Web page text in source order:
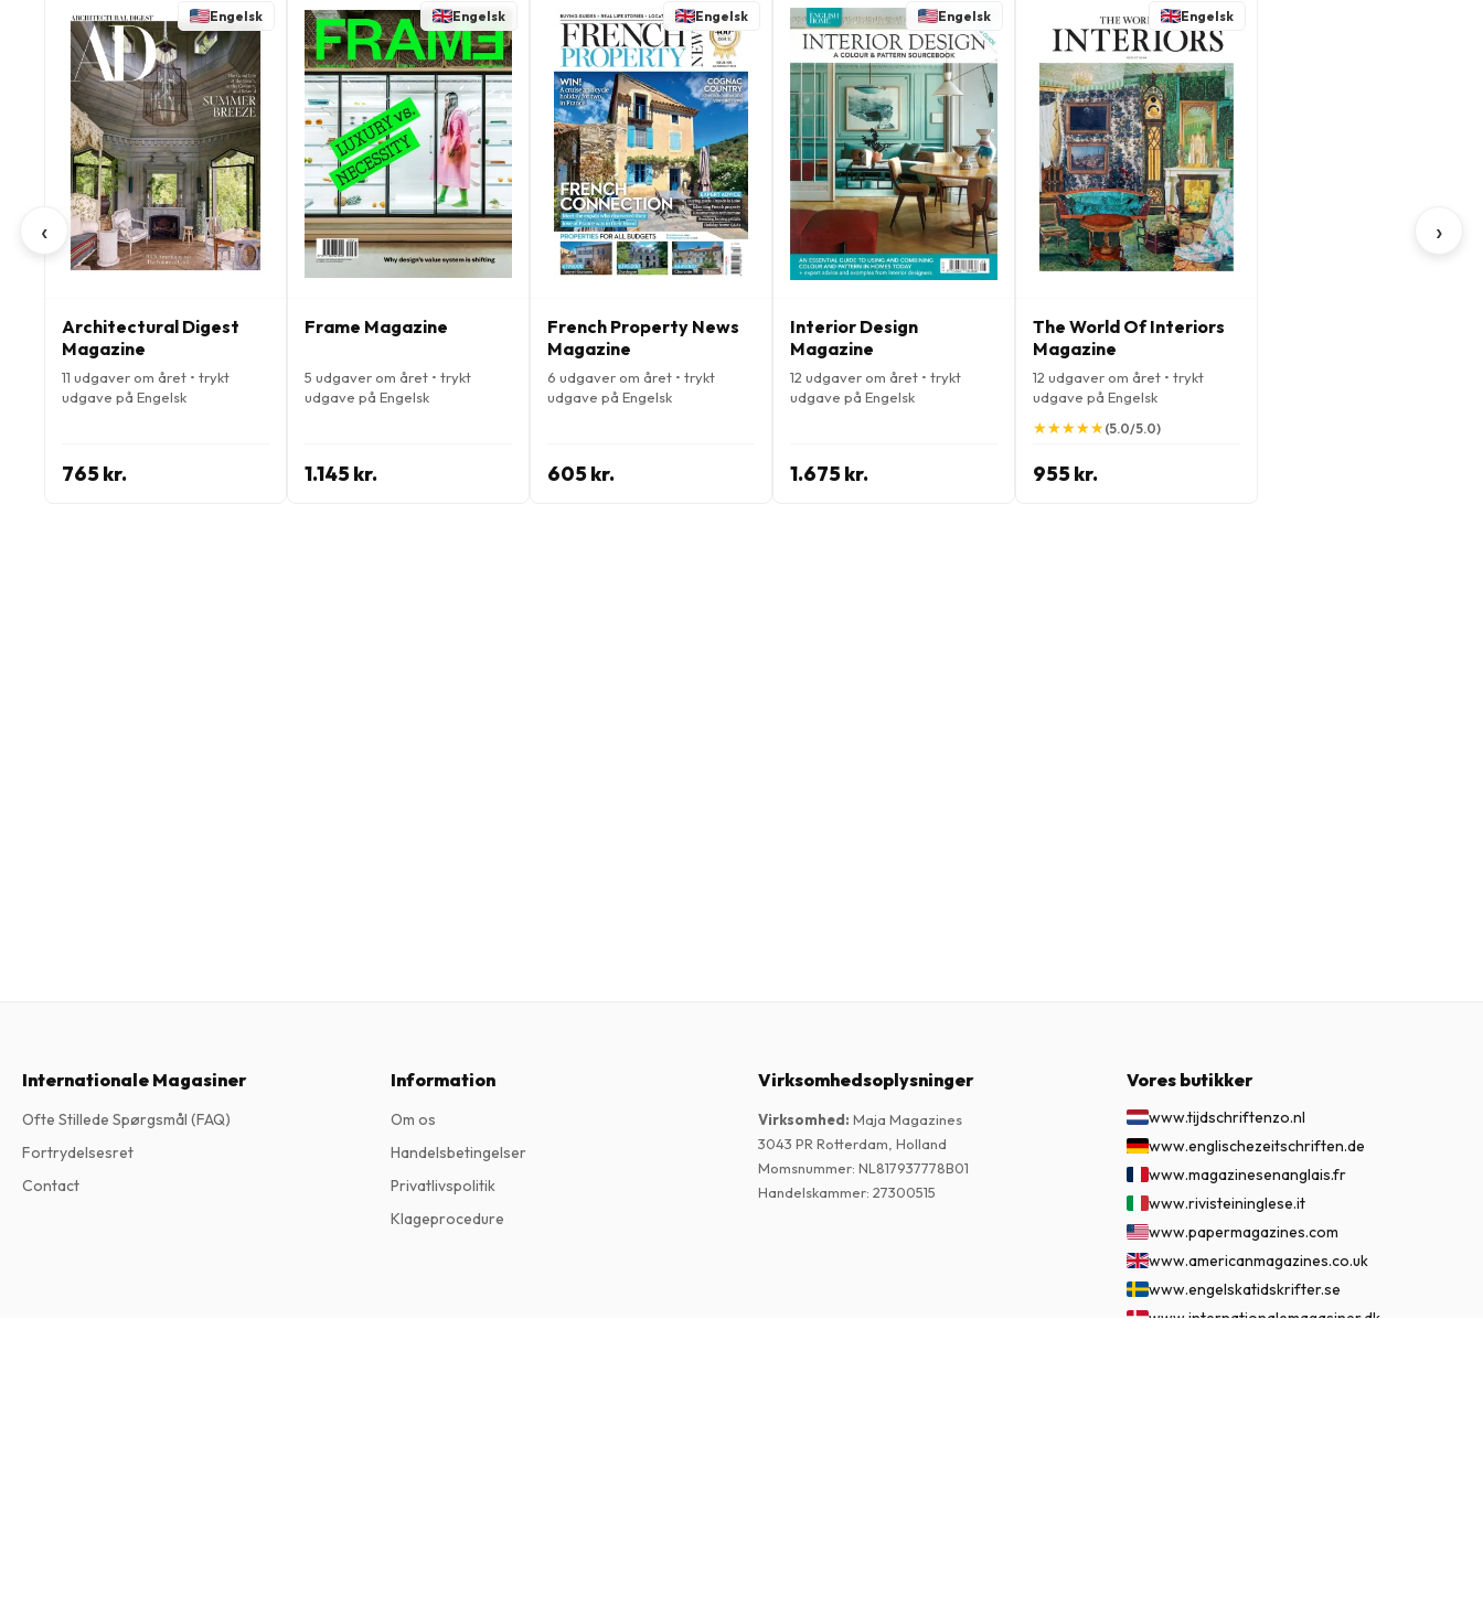
‹
Engelsk
Architectural Digest
Magazine
11 udgaver om året • trykt
udgave på Engelsk
765 kr.
Engelsk
Frame Magazine
5 udgaver om året • trykt
udgave på Engelsk
1.145 kr.
Engelsk
French Property News
Magazine
6 udgaver om året • trykt
udgave på Engelsk
605 kr.
Engelsk
Interior Design
Magazine
12 udgaver om året • trykt
udgave på Engelsk
1.675 kr.
Engelsk
The World Of Interiors
Magazine
12 udgaver om året • trykt
udgave på Engelsk
★
★★
★★
★★
★★
★(5.0/5.0)
955 kr.
›
Internationale Magasiner
Ofte Stillede Spørgsmål (FAQ)
Fortrydelsesret
Contact
Information
Om os
Handelsbetingelser
Privatlivspolitik
Klageprocedure
Virksomhedsoplysninger
Virksomhed: Maja Magazines
3043 PR Rotterdam, Holland
Momsnummer: NL817937778B01
Handelskammer: 27300515
Vores butikker
www.tijdschriftenzo.nl
www.englischezeitschriften.de
www.magazinesenanglais.fr
www.rivisteininglese.it
www.papermagazines.com
www.americanmagazines.co.uk
www.engelskatidskrifter.se
www.internationalemagasiner.dk